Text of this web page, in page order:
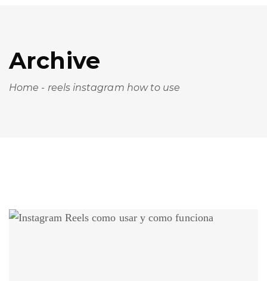
Archive
Home - reels instagram how to use